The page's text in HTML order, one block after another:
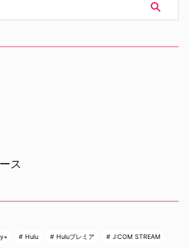
に挑
ス
部ベ
れた。 世界中で大ヒットを記
録！ 映画史に残る快挙を達成 ソ
ホランド演じるピーター・パーカ
ス
Hulu Huluプレミア J:COM STREAM